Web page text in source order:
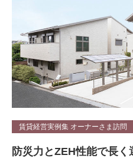
賃貸経営実例集 オーナーさま訪問
防災力とZEH性能で長